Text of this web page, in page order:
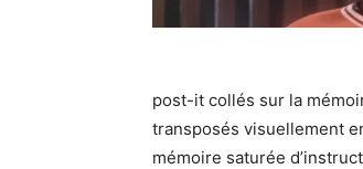
post-it collés sur la
transposés visuellement
mémoire saturée